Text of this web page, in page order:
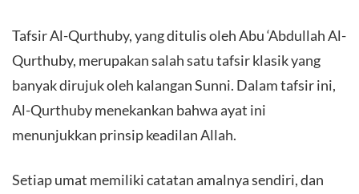
Tafsir Al-Qurthuby, yang ditulis oleh Abu ‘Abdullah Al-
Qurthuby, merupakan salah satu tafsir klasik yang
banyak dirujuk oleh kalangan Sunni. Dalam tafsir ini,
Al-Qurthuby menekankan bahwa ayat ini
menunjukkan prinsip keadilan Allah.
Setiap umat memiliki catatan amalnya sendiri, dan